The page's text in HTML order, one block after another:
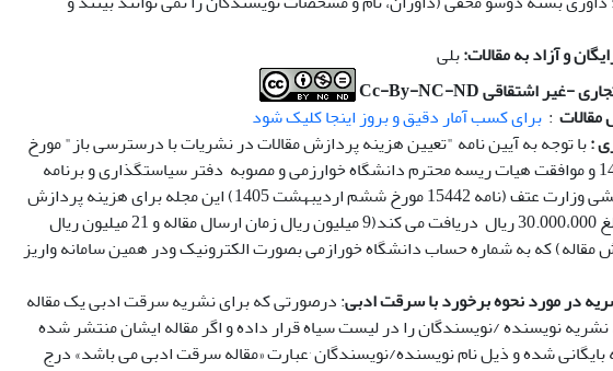
و آزاد به مقالات:بلی
-غیر اشتقاقیCc-By-NC-ND
: برای کسب آمار دقیق و بروز اینجا کلیک شود
:با توجه به آیین نامه "تعیین هزینه پردازش مقالات در نشریات با درسترسی باز" مورخ
1404/01/23 و موافقت هیات ریسه محترم دانشگاه خوارزمی و مصوبه دفتر سیاستگذاری و برنامه
ریزی پژوهشی وزارت عتف (نامه 15442 مورخ ششم اردیبهشت 1405) این مجله برای هزینه پردازش
مقالات، مبلغ 30.000،000 ریال دریافت می کند(9 میلیون ریال زمان ارسال مقاله و 21 میلیون ریال
مقاله) که به شماره حساب دانشگاه خورازمی بصورت الکترونیک ودر همین سامانه واریز
در مورد نحوه برخورد با سرقت ادبی: درصورتی که برای نشریه سرقت ادبی یک مقاله
نویسنده /نویسندگان را در لیست سیاه قرار داده و اگر مقاله ایشان منتشر شده
باشد، مقاله بایگانی شده و ذیل نام نویسنده/نویسندگان ٬عبارت «مقاله سرقت ادبی می باشد» درج